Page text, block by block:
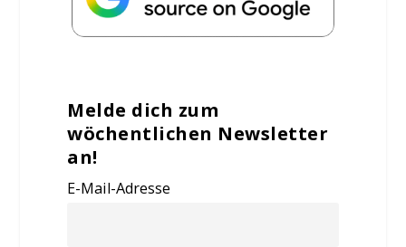
Melde dich zum
wöchentlichen Newsletter
an!
E-Mail-Adresse